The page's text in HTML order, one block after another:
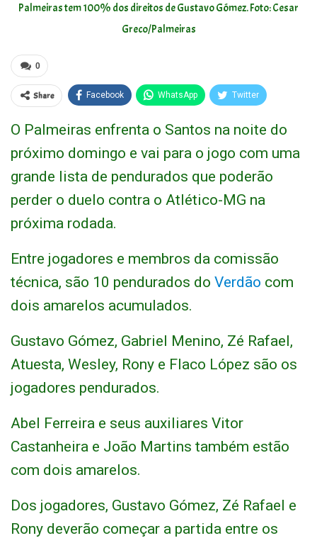
Palmeiras tem 100% dos direitos de Gustavo Gómez. Foto: Cesar
Greco/Palmeiras
0
Share Facebook WhatsApp Twitter
O Palmeiras enfrenta o Santos na noite do
próximo domingo e vai para o jogo com uma
grande lista de pendurados que poderão
perder o duelo contra o Atlético-MG na
próxima rodada.
Entre jogadores e membros da comissão
técnica, são 10 pendurados do Verdão com
dois amarelos acumulados.
Gustavo Gómez, Gabriel Menino, Zé Rafael,
Atuesta, Wesley, Rony e Flaco López são os
jogadores pendurados.
Abel Ferreira e seus auxiliares Vitor
Castanheira e João Martins também estão
com dois amarelos.
Dos jogadores, Gustavo Gómez, Zé Rafael e
Rony deverão começar a partida entre os